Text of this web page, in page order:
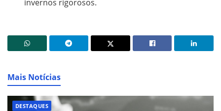
invernos rigorosos.
Mais Notícias
DESTAQUES